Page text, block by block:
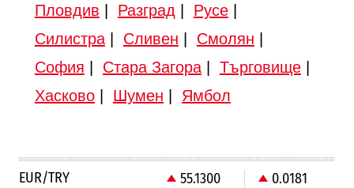
Пловдив
Разград Русе|
Силистра| Сливен Смолян
София
Стара Загора| Търговище|
Хасково| Шумен Ямбол
EUR/TRY 55.1300
0.0181